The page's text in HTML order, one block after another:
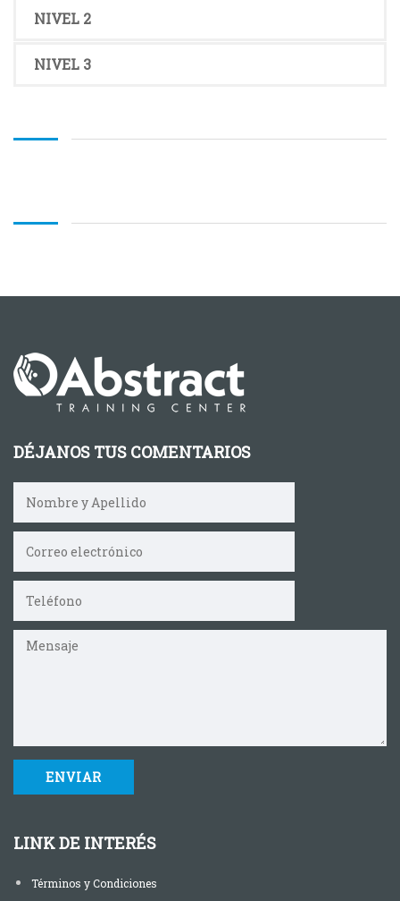
NIVEL 2
NIVEL 3
DÉJANOS TUS COMENTARIOS
LINK DE INTERÉS
Términos y Condiciones